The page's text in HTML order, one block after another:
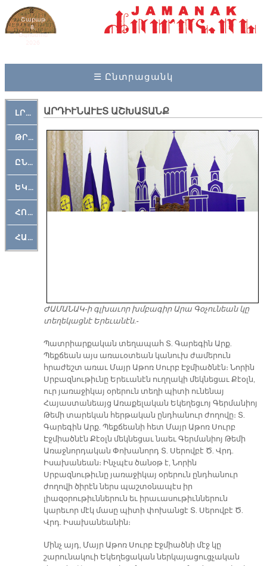
Շաբաթ
8,
Օգոստոս
☰ Ընտրացանկ
ԼՐԱՀՈՍ
ԹՐՔԱՀԱՅ ԿԵԱՆՔ
ԸՆԿԵՐԱՄՇԱԿՈՒԹԱՅԻՆ
ԵԿԵՂԵՑԱԿԱՆ
ՀՈԳԵՄՏԱՒՈՐ
ՀԱՐԹԱԿ
ԱՐԴԻՒՆԱՒԷՏ ԱՇԽԱՏԱՆՔ
ԺԱՄԱՆԱԿ-ի գլխաւոր խմբագիր Արա Գօչունեան կը
տեղեկացնէ Երեւանէն.-
Պատրիարքական տեղապահ Տ. Գարեգին Արք.
Պեքճեան այս առաւօտեան կանուխ ժամերուն
հրաժեշտ առաւ Մայր Աթոռ Սուրբ Էջմիածնէն։ Նորին
Սրբազնութիւնը Երեւանէն ուղղակի մեկնեցաւ Քէօլն,
ուր յառաջիկայ օրերուն տեղի պիտի ունենայ
Հայաստանեայց Առաքելական Եկեղեցւոյ Գերմանիոյ
Թեմի տարեկան հերթական ընդհանուր ժողովը։ Տ.
Գարեգին Արք. Պեքճեանի հետ Մայր Աթոռ Սուրբ
Էջմիածնէն Քէօլն մեկնեցաւ նաեւ Գերմանիոյ Թեմի
Առաջնորդական Փոխանորդ Տ. Սերովբէ Ծ. Վրդ.
Իսախանեան։ Ինչպէս ծանօթ է, Նորին
Սրբազնութիւնը յառաջիկայ օրերուն ընդհանուր
ժողովի ծիրէն ներս պաշտօնապէս իր
լիազօրութիւններուն եւ իրաւասութիւններուն
կարեւոր մէկ մասը պիտի փոխանցէ Տ. Սերովբէ Ծ.
Վրդ. Իսախանեանին։
Մինչ այդ, Մայր Աթոռ Սուրբ Էջմիածնի մէջ կը
շարունակուի Եկեղեցական ներկայացուցչական